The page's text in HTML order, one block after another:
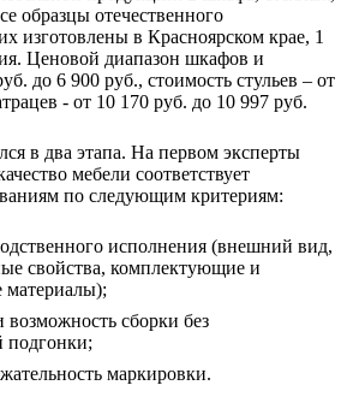
образцы отечественного
изготовлены в Красноярском крае, 1
Ценовой диапазон шкафов и
до 6 900 руб., стоимость стульев – от
- от 10 170 руб. до 10 997 руб.
в два этапа. На первом эксперты
мебели соответствует
по следующим критериям:
исполнения (внешний вид,
свойства, комплектующие и
материалы);
возможность сборки без
подгонки;
маркировки.